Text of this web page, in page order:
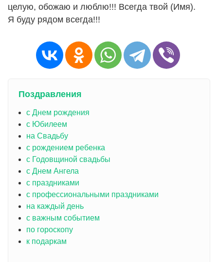
целую, обожаю и люблю!!! Всегда твой (Имя).
Я буду рядом всегда!!!
Поздравления
с Днем рождения
с Юбилеем
на Свадьбу
с рождением ребенка
с Годовщиной свадьбы
с Днем Ангела
с праздниками
с профессиональными праздниками
на каждый день
с важным событием
по гороскопу
к подаркам